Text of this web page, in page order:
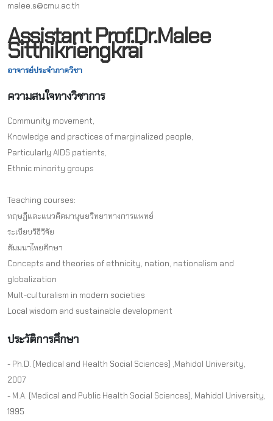
Assistant Prof.Dr.Malee
Sitthikriengkrai
อาจารย์ประจำภาควิชา
ความสนใจทางวิชาการ
Community movement,
Knowledge and practices of marginalized people,
Particularly AIDS patients,
Ethnic minority groups
Teaching courses:
ทฤษฏีและแนวคิดมานุษยวิทยาทางการแพทย์
ระเบียบวิธีวิจัย
สัมมนาไทยศึกษา
Concepts and theories of ethnicity, nation, nationalism and
globalization
Mult-culturalism in modern societies
Local wisdom and sustainable development
ประวัติการศึกษา
- Ph.D. (Medical and Health Social Sciences) ,Mahidol University,
2007
- M.A. (Medical and Public Health Social Sciences), Mahidol University,
1995
malee.s@cmu.ac.th